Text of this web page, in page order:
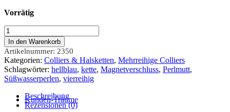
Kunden-Träume
Vorrätig
Kette
4-
reihig
Perlmutt
hellblau
Menge
In den Warenkorb
Artikelnummer: 2350
Kategorien: Colliers & Halsketten, Mehrreihige Colliers
Schlagwörter: hellblau, kette, Magnetverschluss, Perlmutt,
Süßwasserperlen, vierreihig
Beschreibung
Rezensionen (0)